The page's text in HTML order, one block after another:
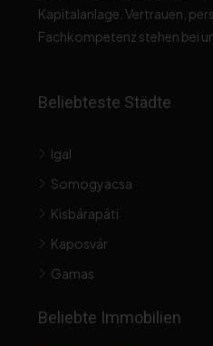
Kapitalanlage. Vertrauen,
Fachkompetenz stehen bei
Beliebteste Städte
Igal
Somogyacsa
Kisbárapáti
Kaposvár
Gamas
Beliebte Immobilien